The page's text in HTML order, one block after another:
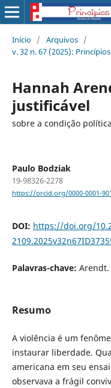
Início / Arquivos /
v. 32 n. 67 (2025):
Hannah
justificável
sobre a condição
Paulo Bodziak
19-98326-2278
https://orcid.org/0000-0001-
DOI: https://doi.org/
Palavras-chave: Arendt.
Resumo
A violência é um
instaurar liberdade.
americana em seu
observava a frágil